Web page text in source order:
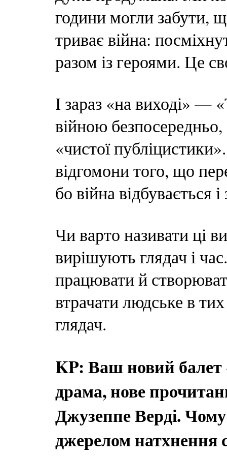
години могли забути,
триває війна:
разом із героями. Це
І зараз «на виході» —
війною
«чистої
відгомони того, що
бо війна відбувається
Чи варто називати ці
вирішують глядач і
працювати й
втрачати людське в
глядач.
KP: Ваш новий балет
драма, нове
Джузеппе Верді.
джерелом натхнення